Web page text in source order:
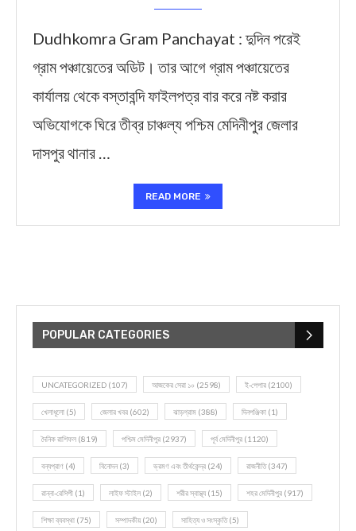
Dudhkomra Gram Panchayat : দুদিন পরেই
গ্রাম পঞ্চায়েতের অডিট। তার আগে গ্রাম পঞ্চায়েতের
কার্যালয় থেকে বস্তাবন্দি ফাইলপত্র বার করে নষ্ট করার
অভিযোগকে ঘিরে তীব্র চাঞ্চল্য পশ্চিম মেদিনীপুর জেলার
দাসপুর থানার …
READ MORE
POPULAR CATEGORIES
UNCATEGORIZED (107) আজকের সেরা ১০ (2598) ই-পেপার (2100)
খেলাধূলো (5) জেলার খবর (602) ঝাড়গ্রাম (388) দিনপঞ্জিকা (1)
দৈনিক রাশিফল (819) পশ্চিম মেদিনীপুর (2937) পূর্ব মেদিনীপুর (1120)
বন্যপ্রাণ (4) বিনোদন(3) ভ্রমণ এবং তীর্থকেন্দ্র (24) রাজনীতি(347)
রান্না-রেসিপী (1) লাইফ স্টাইল (2) শরীর স্বাস্থ্য (15) শহর মেদিনীপুর (917)
শিক্ষা ব্যবস্থা (75) সম্পাদকীয় (20) সাহিত্য ও সংস্কৃতি(5)